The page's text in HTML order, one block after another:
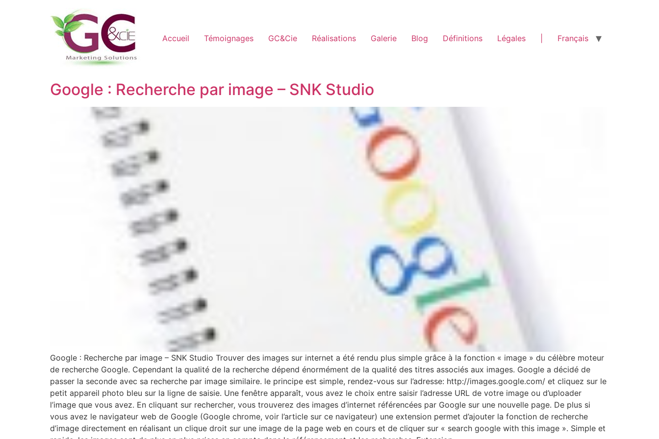
Accueil Témoignages GC&Cie Réalisations Galerie Blog Définitions Légales Français
Google : Recherche par image – SNK Studio
Google : Recherche par image – SNK Studio Trouver des images sur internet a été rendu plus simple grâce à la fonction « image » du célèbre moteur
de recherche Google. Cependant la qualité de la recherche dépend énormément de la qualité des titres associés aux images. Google a décidé de
passer la seconde avec sa recherche par image similaire. le principe est simple, rendez-vous sur l’adresse: http://images.google.com/ et cliquez sur le
petit appareil photo bleu sur la ligne de saisie. Une fenêtre apparaît, vous avez le choix entre saisir l’adresse URL de votre image ou d’uploader
l’image que vous avez. En cliquant sur rechercher, vous trouverez des images d’internet référencées par Google sur une nouvelle page. De plus si
vous avez le navigateur web de Google (Google chrome, voir l’article sur ce navigateur) une extension permet d’ajouter la fonction de recherche
d’image directement en réalisant un clique droit sur une image de la page web en cours et de cliquer sur « search google with this image ». Simple et